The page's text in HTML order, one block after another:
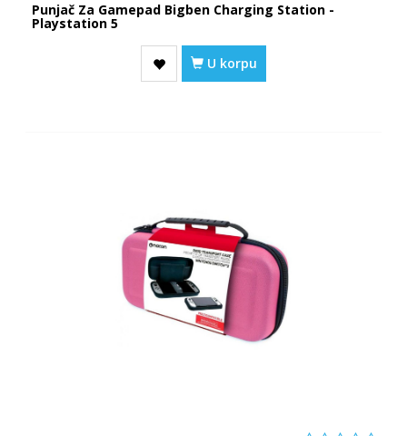
Punjač Za Gamepad Bigben Charging Station -
Playstation 5
U korpu